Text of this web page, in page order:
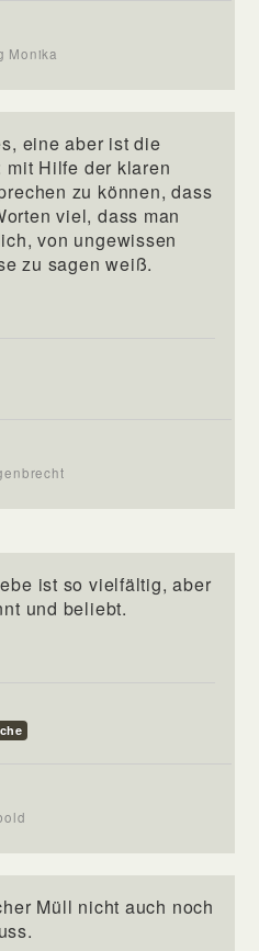
Monika
eine aber ist die
Hilfe der klaren
zu können, dass
viel, dass man
von ungewissen
zu sagen weiß.
ist so vielfältig, aber
und beliebt.
Müll nicht auch noch